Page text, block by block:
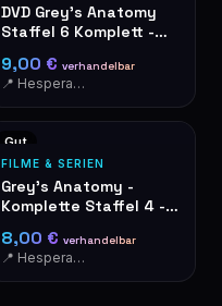
DVD Grey's Anatomy
Staffel 6 Komplett -
9,00 € verhandelbar
📍 Hesperange
Gut
FILME & SERIEN
Grey's Anatomy -
Komplette Staffel 4 -
8,00 € verhandelbar
📍 Hesperange